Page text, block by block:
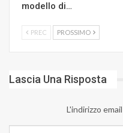
modello di…
PREC PROSSIMO
Lascia Una Risposta
L'indirizzo